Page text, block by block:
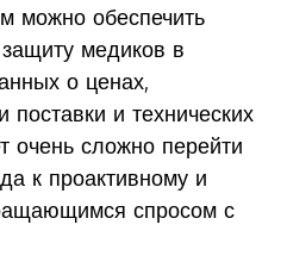
можно обеспечить
медиков в
о ценах,
поставки и технических
очень сложно перейти
к проактивному и
спросом с